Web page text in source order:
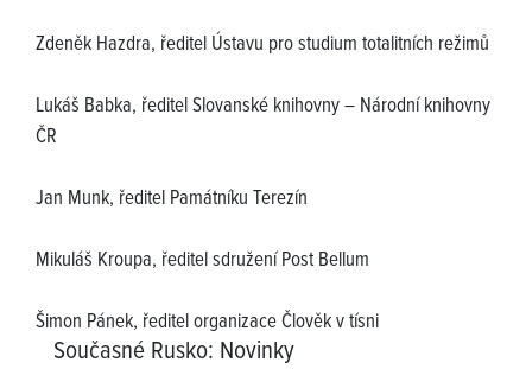
Zdeněk Hazdra, ředitel Ústavu pro studium totalitních režimů
Lukáš Babka, ředitel Slovanské knihovny – Národní knihovny
ČR
Jan Munk, ředitel Památníku Terezín
Mikuláš Kroupa, ředitel sdružení Post Bellum
Šimon Pánek, ředitel organizace Člověk v tísni
Současné Rusko: Novinky